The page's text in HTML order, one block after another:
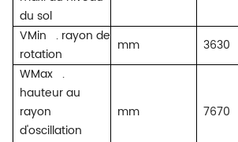
du sol
VMin
. rayon de
rotation
mm
3630
WMax .
hauteur au
rayon
d'oscillation
mm 7670